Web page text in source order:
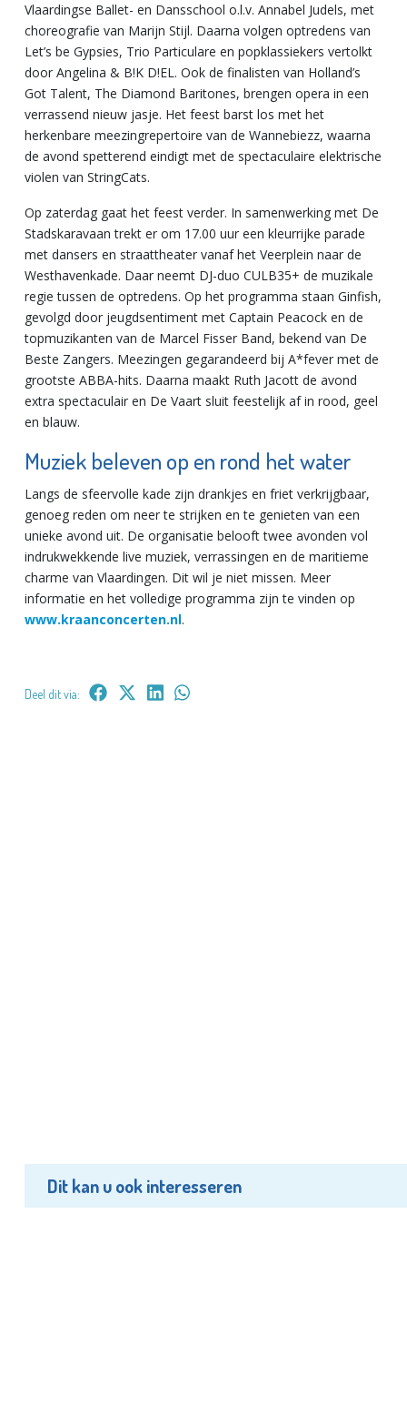
Vlaardingse Ballet- en Dansschool o.l.v. Annabel Judels, met
choreografie van Marijn Stijl. Daarna volgen optredens van
Let’s be Gypsies, Trio Particulare en popklassiekers vertolkt
door Angelina & B!K D!EL. Ook de finalisten van Holland’s
Got Talent, The Diamond Baritones, brengen opera in een
verrassend nieuw jasje. Het feest barst los met het
herkenbare meezingrepertoire van de Wannebiezz, waarna
de avond spetterend eindigt met de spectaculaire elektrische
violen van StringCats.
Op zaterdag gaat het feest verder. In samenwerking met De
Stadskaravaan trekt er om 17.00 uur een kleurrijke parade
met dansers en straattheater vanaf het Veerplein naar de
Westhavenkade. Daar neemt DJ-duo CULB35+ de muzikale
regie tussen de optredens. Op het programma staan Ginfish,
gevolgd door jeugdsentiment met Captain Peacock en de
topmuzikanten van de Marcel Fisser Band, bekend van De
Beste Zangers. Meezingen gegarandeerd bij A*fever met de
grootste ABBA-hits. Daarna maakt Ruth Jacott de avond
extra spectaculair en De Vaart sluit feestelijk af in rood, geel
en blauw.
Muziek beleven op en rond het water
Langs de sfeervolle kade zijn drankjes en friet verkrijgbaar,
genoeg reden om neer te strijken en te genieten van een
unieke avond uit. De organisatie belooft twee avonden vol
indrukwekkende live muziek, verrassingen en de maritieme
charme van Vlaardingen. Dit wil je niet missen. Meer
informatie en het volledige programma zijn te vinden op
www.kraanconcerten.nl.
Deel dit via:
Dit kan u ook interesseren